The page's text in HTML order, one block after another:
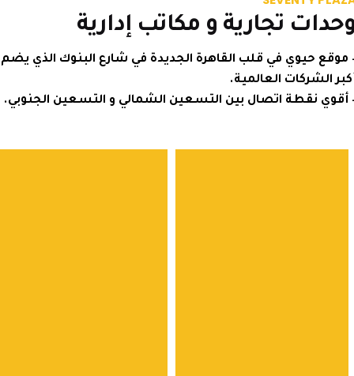
تجارية و مكاتب إدارية
حيوي في قلب القاهرة الجديدة في شارع البنوك الذي يضم
العالمية.
نقطة اتصال بين التسعين الشمالي و التسعين الجنوبي.